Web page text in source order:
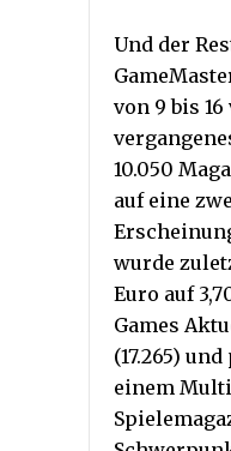
Und der
von 9 bis
10.050
auf eine
wurde
Euro auf
Games
(17.265) und
einem